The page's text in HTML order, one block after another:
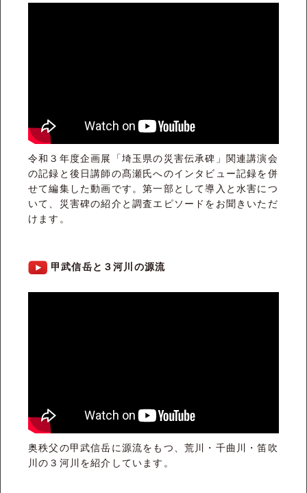
令和３年度企画展「埼玉県の災害伝承碑」関連講演会
の記録と後日講師の髙瀬氏へのインタビュー記録を併
せて編集した動画です。第一部として導入と水害につ
いて、災害碑の紹介と調査エピソードをお聞きいただ
けます。
甲武信岳と３河川の源流
奥秩父の甲武信岳に源流をもつ、荒川・千曲川・笛吹
川の３河川を紹介しています。